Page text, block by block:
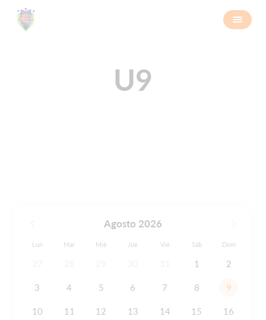
U9
Agosto 2026
Lun Mar Mié Jue Vie Sáb Dom
1 2
3 4 5 6 7 8 9
10 11 12 13 14 15 16